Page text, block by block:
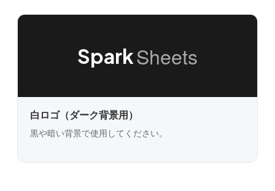
SparkSheets
白ロゴ（ダーク背景用）
黒や暗い背景で使用してください。